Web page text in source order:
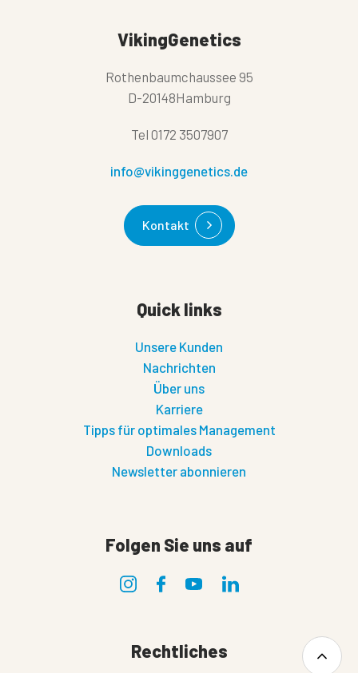
VikingGenetics
Rothenbaumchaussee 95
D-20148Hamburg
Tel 0172 3507907
info@vikinggenetics.de
Kontakt
Quick links
Unsere Kunden
Nachrichten
Über uns
Karriere
Tipps für optimales Management
Downloads
Newsletter abonnieren
Folgen Sie uns auf
Rechtliches